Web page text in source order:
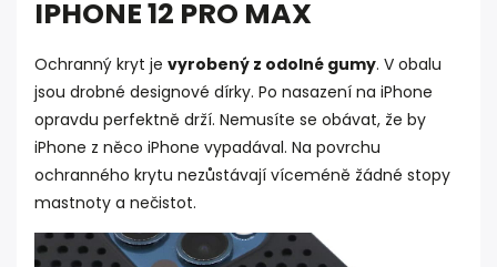
IPHONE 12 PRO MAX
Ochranný kryt je vyrobený z odolné gumy. V obalu
jsou drobné designové dírky. Po nasazení na iPhone
opravdu perfektně drží. Nemusíte se obávat, že by
iPhone z něco iPhone vypadával. Na povrchu
ochranného krytu nezůstávají víceméně žádné stopy
mastnoty a nečistot.